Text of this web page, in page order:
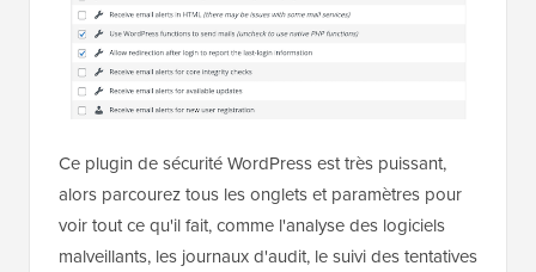
Ce plugin de sécurité WordPress est très puissant,
alors parcourez tous les onglets et paramètres pour
voir tout ce qu'il fait, comme l'analyse des logiciels
malveillants, les journaux d'audit, le suivi des tentatives